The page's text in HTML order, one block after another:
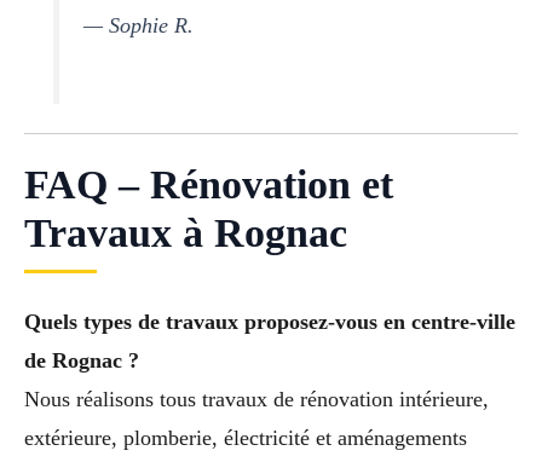
— Sophie R.
FAQ – Rénovation et
Travaux à Rognac
Quels types de travaux proposez-vous en centre-ville
de Rognac ?
Nous réalisons tous travaux de rénovation intérieure,
extérieure, plomberie, électricité et aménagements